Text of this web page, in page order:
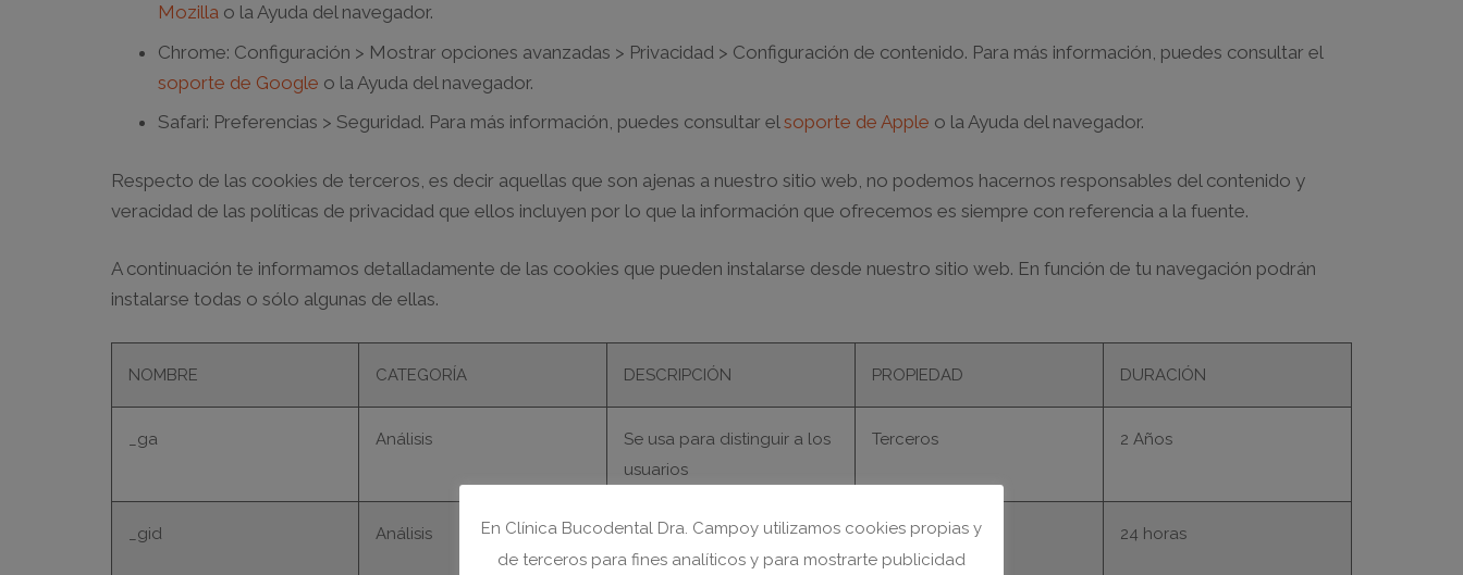
Mozillao la Ayuda del navegador.
Chrome: Configuración > Mostrar opciones avanzadas > Privacidad > Configuración de contenido. Para más información, puedes consultar el
soporte de Google o la Ayuda del navegador.
Safari: Preferencias > Seguridad. Para más información, puedes consultar elsoporte de Apple o la Ayuda del navegador.
Respecto de las cookies de terceros, es decir aquellas que son ajenas a nuestro sitio web, no podemos hacernos responsables del contenido y
veracidad de las políticas de privacidad que ellos incluyen por lo que la información que ofrecemos es siempre con referencia a la fuente.
A continuación te informamos detalladamente de las cookies que pueden instalarse desde nuestro sitio web. En función de tu navegación podrán
instalarse todas o sólo algunas de ellas.
NOMBRE CATEGORÍA DESCRIPCIÓN PROPIEDAD DURACIÓN
_ga Análisis
Se usa para distinguir a los
usuarios
Terceros 2 Años
_gid Análisis
Se usa para distinguir a los
usuarios
Terceros 24 horas
En Clínica Bucodental Dra. Campoy utilizamos cookies propias y
de terceros para fines analíticos y para mostrarte publicidad